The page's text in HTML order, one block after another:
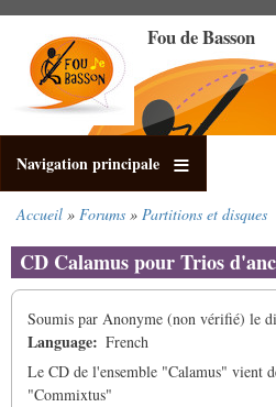
contenu
principal
Fou de Basson
Navigation principale
d'Ariane
Accueil Forums Partitions et disques
CD Calamus pour Trios
Soumis par Anonyme (non vérifié) le
Language
French
Le CD de l'ensemble "Calamus" vient
"Commixtus"